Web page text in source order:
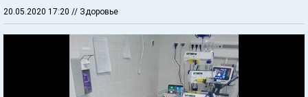
20.05.2020 17:20 // Здоровье